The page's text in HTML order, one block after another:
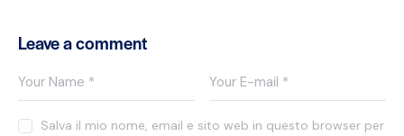
Leave a comment
Salva il mio nome, email e sito web in questo browser per